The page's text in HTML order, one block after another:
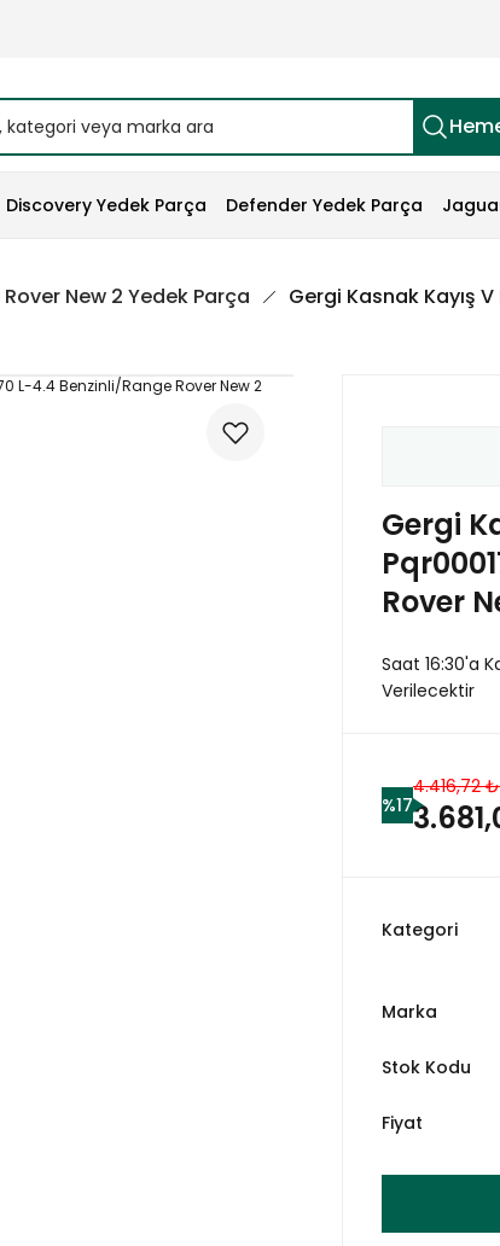
Discovery Yedek Parça Defender Yedek Parça
New 2 Yedek Parça Gergi Kasnak Kayış
Gergi
Rover
Saat 16:30'a
Verilecektir
%17
4.416,72 ₺
Kategori
Marka
Stok Kodu
Fiyat